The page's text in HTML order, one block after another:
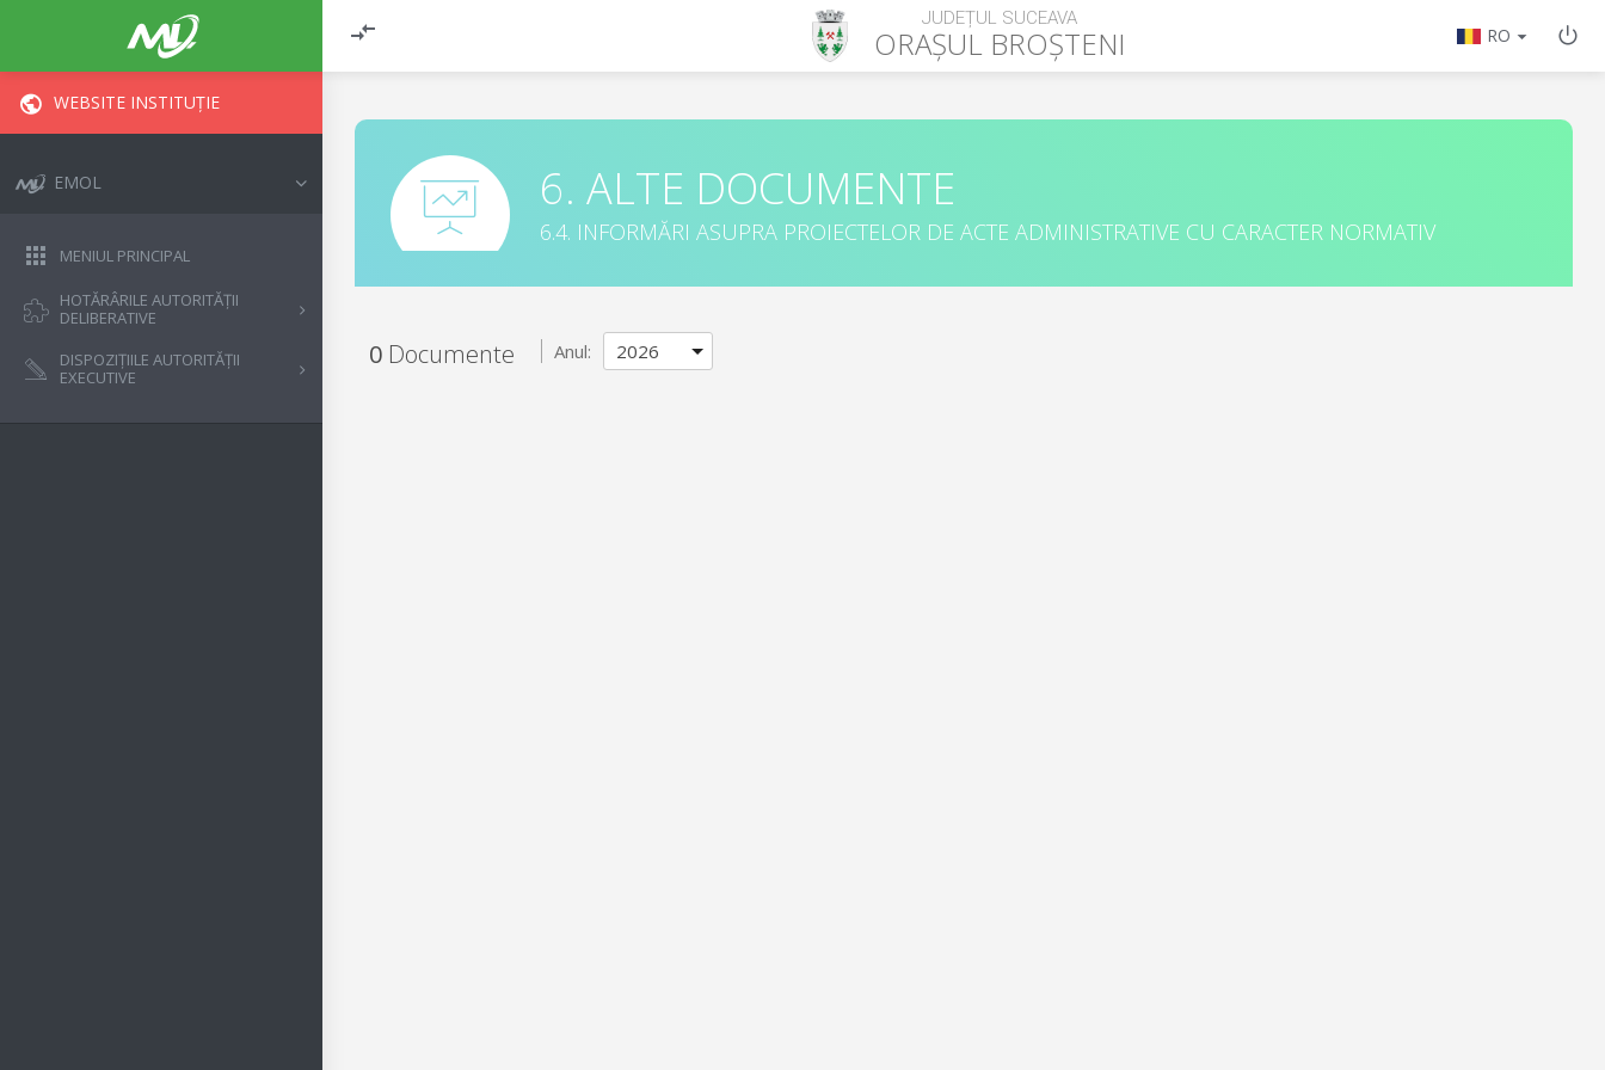
JUDEȚUL SUCEAVA
ORAȘUL BROȘTENI RO
WEBSITE INSTITUȚIE
EMOL
MENIUL PRINCIPAL
HOTĂRÂRILE AUTORITĂȚII
DELIBERATIVE
DISPOZIȚIILE AUTORITĂȚII
EXECUTIVE
6. ALTE DOCUMENTE
6.4. INFORMĂRI ASUPRA PROIECTELOR DE ACTE ADMINISTRATIVE CU CARACTER NORMATIV
0 Documente Anul: